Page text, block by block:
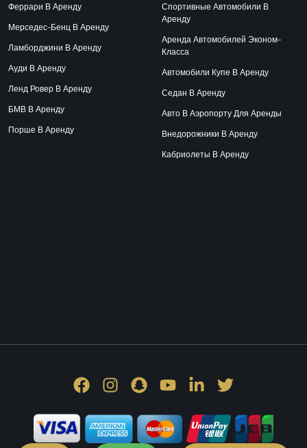
Феррари В Аренду
Мерседес-Бенц В Аренду
Ламборджини В Аренду
Ауди В Аренду
Ленд Ровер В Аренду
БМВ В Аренду
Порше В Аренду
Спортивные Автомобили В
Аренду
Аренда Автомобилей Эконом-
Класса
Автомобили Купе В Аренду
Седан В Аренду
Авто В Аэропорту Для Аренды
Внедорожники В Аренду
Кабриолеты В Аренду